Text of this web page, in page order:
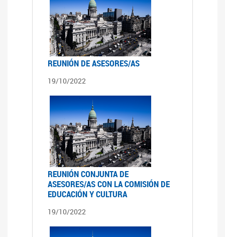
REUNIÓN DE ASESORES/AS
19/10/2022
REUNIÓN CONJUNTA DE
ASESORES/AS CON LA COMISIÓN DE
EDUCACIÓN Y CULTURA
19/10/2022